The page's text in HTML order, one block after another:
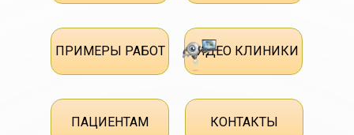
ПАЦИЕНТАМ КОНТАКТЫ
ПРИМЕРЫ РАБОТ ВИДЕО КЛИНИКИ